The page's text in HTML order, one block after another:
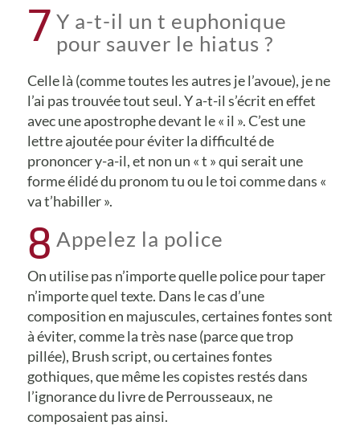
7 Y a-t-il un t euphonique
pour sauver le hiatus ?
Celle là (comme toutes les autres je l’avoue), je ne
l’ai pas trouvée tout seul. Y a-t-il s’écrit en effet
avec une apostrophe devant le « il ». C’est une
lettre ajoutée pour éviter la difficulté de
prononcer y-a-il, et non un « t » qui serait une
forme élidé du pronom tu ou le toi comme dans «
va t’habiller ».
8 Appelez la police
On utilise pas n’importe quelle police pour taper
n’importe quel texte. Dans le cas d’une
composition en majuscules, certaines fontes sont
à éviter, comme la très nase (parce que trop
pillée), Brush script, ou certaines fontes
gothiques, que même les copistes restés dans
l’ignorance du livre de Perrousseaux, ne
composaient pas ainsi.